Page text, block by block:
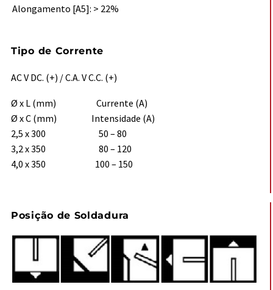
Alongamento [A5]: > 22%
Tipo de Corrente
AC V DC. (+) / C.A. V C.C. (+)
Ø x L (mm) Currente (A)
Ø x C (mm) Intensidade (A)
2,5 x 300 50 – 80
3,2 x 350 80 – 120
4,0 x 350 100 – 150
Posição de Soldadura